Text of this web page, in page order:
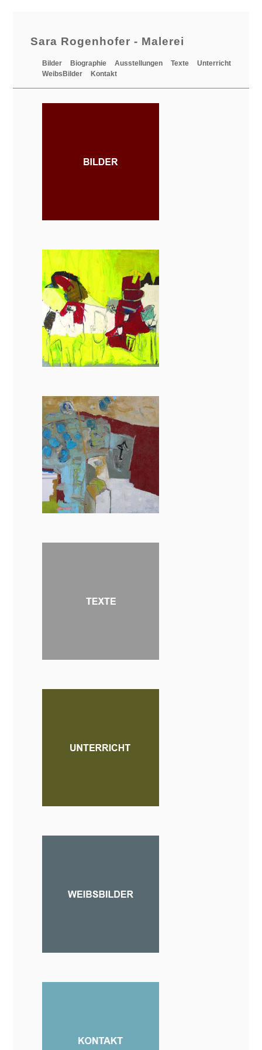
Sara Rogenhofer - Malerei
Bilder Biographie Ausstellungen Texte
Unterricht
WeibsBilder
Kontakt